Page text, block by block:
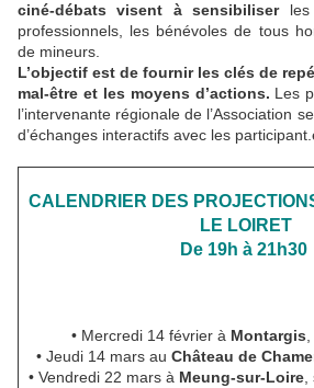
ciné-débats visent à sensibiliser
professionnels, les bénévoles de tous
de mineurs.
L’objectif est de fournir les clés de
mal-être et les moyens d’actions. Les
l’intervenante régionale de l’Association
d’échanges interactifs avec les
CALENDRIER DES
LE LOIRET
De 19h à 21h30
• Mercredi 14 février à Montargis
• Jeudi 14 mars au Château de
• Vendredi 22 mars à Meung-sur-Loire